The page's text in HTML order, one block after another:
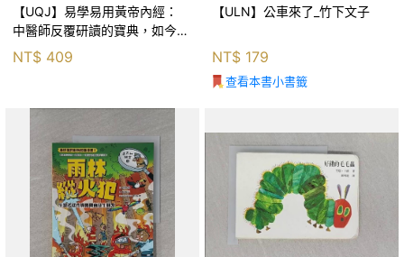
【UQJ】易學易用黃帝內經：
中醫師反覆研讀的寶典，如今一
般人也能實踐。12條經絡、365
個穴位白話詳解，經之所過，病
NT$ 409
【ULN】公車來了_竹下文子
NT$ 179
查看本書小書籤